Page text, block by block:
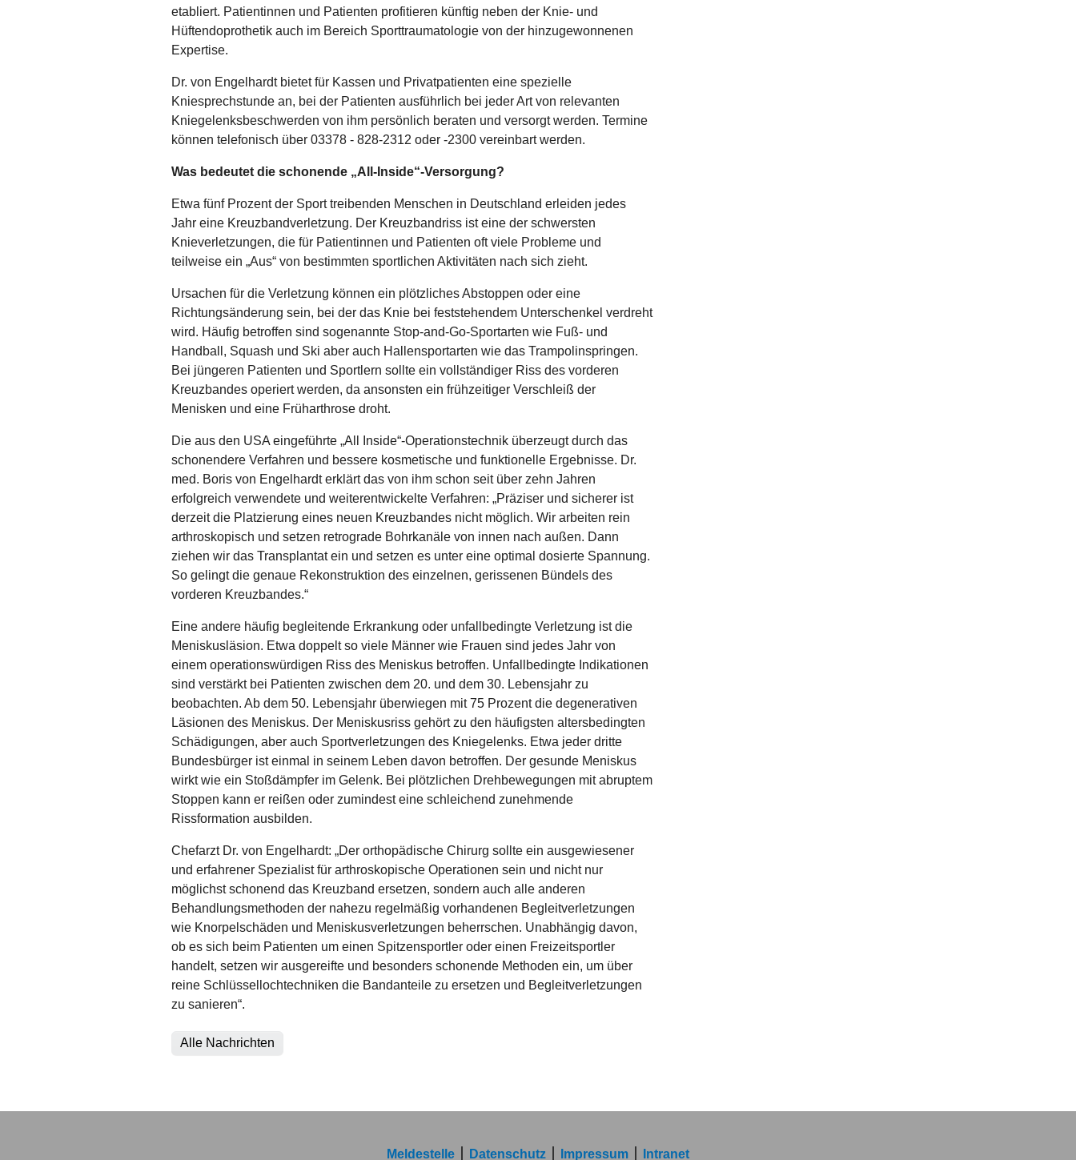
etabliert. Patientinnen und Patienten profitieren künftig neben der Knie- und
Hüftendoprothetik auch im Bereich Sporttraumatologie von der hinzugewonnenen
Expertise.
Dr. von Engelhardt bietet für Kassen und Privatpatienten eine spezielle
Kniesprechstunde an, bei der Patienten ausführlich bei jeder Art von relevanten
Kniegelenksbeschwerden von ihm persönlich beraten und versorgt werden. Termine
können telefonisch über 03378 - 828-2312 oder -2300 vereinbart werden.
Was bedeutet die schonende „All-Inside“-Versorgung?
Etwa fünf Prozent der Sport treibenden Menschen in Deutschland erleiden jedes
Jahr eine Kreuzbandverletzung. Der Kreuzbandriss ist eine der schwersten
Knieverletzungen, die für Patientinnen und Patienten oft viele Probleme und
teilweise ein „Aus“ von bestimmten sportlichen Aktivitäten nach sich zieht.
Ursachen für die Verletzung können ein plötzliches Abstoppen oder eine
Richtungsänderung sein, bei der das Knie bei feststehendem Unterschenkel verdreht
wird. Häufig betroffen sind sogenannte Stop-and-Go-Sportarten wie Fuß- und
Handball, Squash und Ski aber auch Hallensportarten wie das Trampolinspringen.
Bei jüngeren Patienten und Sportlern sollte ein vollständiger Riss des vorderen
Kreuzbandes operiert werden, da ansonsten ein frühzeitiger Verschleiß der
Menisken und eine Früharthrose droht.
Die aus den USA eingeführte „All Inside“-Operationstechnik überzeugt durch das
schonendere Verfahren und bessere kosmetische und funktionelle Ergebnisse. Dr.
med. Boris von Engelhardt erklärt das von ihm schon seit über zehn Jahren
erfolgreich verwendete und weiterentwickelte Verfahren: „Präziser und sicherer ist
derzeit die Platzierung eines neuen Kreuzbandes nicht möglich. Wir arbeiten rein
arthroskopisch und setzen retrograde Bohrkanäle von innen nach außen. Dann
ziehen wir das Transplantat ein und setzen es unter eine optimal dosierte Spannung.
So gelingt die genaue Rekonstruktion des einzelnen, gerissenen Bündels des
vorderen Kreuzbandes.“
Eine andere häufig begleitende Erkrankung oder unfallbedingte Verletzung ist die
Meniskusläsion. Etwa doppelt so viele Männer wie Frauen sind jedes Jahr von
einem operationswürdigen Riss des Meniskus betroffen. Unfallbedingte Indikationen
sind verstärkt bei Patienten zwischen dem 20. und dem 30. Lebensjahr zu
beobachten. Ab dem 50. Lebensjahr überwiegen mit 75 Prozent die degenerativen
Läsionen des Meniskus. Der Meniskusriss gehört zu den häufigsten altersbedingten
Schädigungen, aber auch Sportverletzungen des Kniegelenks. Etwa jeder dritte
Bundesbürger ist einmal in seinem Leben davon betroffen. Der gesunde Meniskus
wirkt wie ein Stoßdämpfer im Gelenk. Bei plötzlichen Drehbewegungen mit abruptem
Stoppen kann er reißen oder zumindest eine schleichend zunehmende
Rissformation ausbilden.
Chefarzt Dr. von Engelhardt: „Der orthopädische Chirurg sollte ein ausgewiesener
und erfahrener Spezialist für arthroskopische Operationen sein und nicht nur
möglichst schonend das Kreuzband ersetzen, sondern auch alle anderen
Behandlungsmethoden der nahezu regelmäßig vorhandenen Begleitverletzungen
wie Knorpelschäden und Meniskusverletzungen beherrschen. Unabhängig davon,
ob es sich beim Patienten um einen Spitzensportler oder einen Freizeitsportler
handelt, setzen wir ausgereifte und besonders schonende Methoden ein, um über
reine Schlüssellochtechniken die Bandanteile zu ersetzen und Begleitverletzungen
zu sanieren“.
Alle Nachrichten
Meldestelle Datenschutz Impressum Intranet